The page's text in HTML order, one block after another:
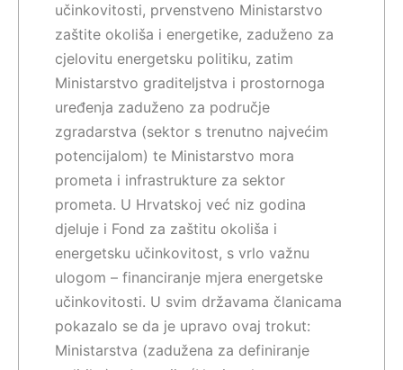
učinkovitosti, prvenstveno Ministarstvo
zaštite okoliša i energetike, zaduženo za
cjelovitu energetsku politiku, zatim
Ministarstvo graditeljstva i prostornoga
uređenja zaduženo za područje
zgradarstva (sektor s trenutno najvećim
potencijalom) te Ministarstvo mora
prometa i infrastrukture za sektor
prometa. U Hrvatskoj već niz godina
djeluje i Fond za zaštitu okoliša i
energetsku učinkovitost, s vrlo važnu
ulogom – financiranje mjera energetske
učinkovitosti. U svim državama članicama
pokazalo se da je upravo ovaj trokut:
Ministarstva (zadužena za definiranje